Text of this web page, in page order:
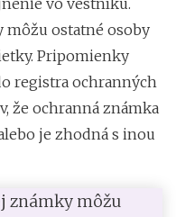
môžu ostatné osoby
Pripomienky
registra ochranných
že ochranná známka
je zhodná s inou
známky môžu